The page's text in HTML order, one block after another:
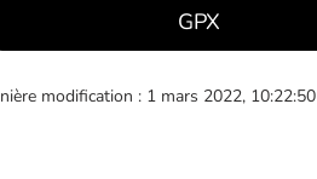
GPX
modification : 1 mars 2022, 10:22:50